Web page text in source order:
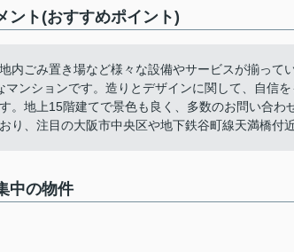
ント(おすすめポイント)
内ごみ置き場など様々な設備やサービスが揃って
マンションです。造りとデザインに関して、自信
。地上15階建てで景色も良く、多数のお問い合
り、注目の大阪市中央区や地下鉄谷町線天満橋付
中の物件